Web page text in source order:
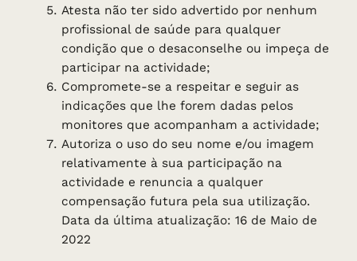
Atesta não ter sido advertido por nenhum
profissional de saúde para qualquer
condição que o desaconselhe ou impeça de
participar na actividade;
Compromete-se a respeitar e seguir as
indicações que lhe forem dadas pelos
monitores que acompanham a actividade;
Autoriza o uso do seu nome e/ou imagem
relativamente à sua participação na
actividade e renuncia a qualquer
compensação futura pela sua utilização.
Data da última atualização: 16 de Maio de
2022